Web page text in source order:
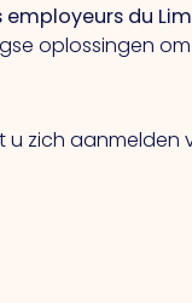
employeurs du
oplossingen
zich aanmelden